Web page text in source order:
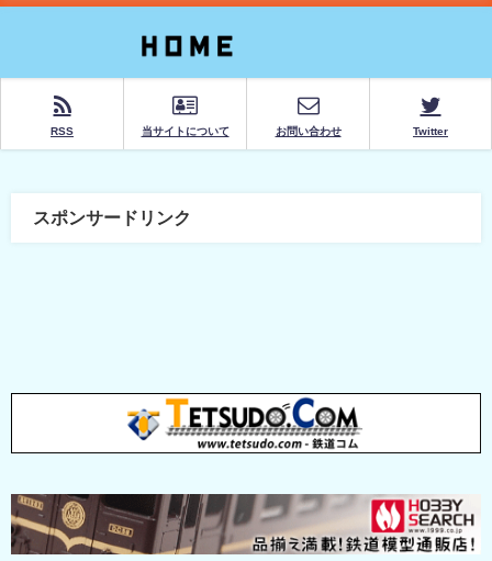
RSS 当サイトについて お問い合わせ Twitter
スポンサードリンク